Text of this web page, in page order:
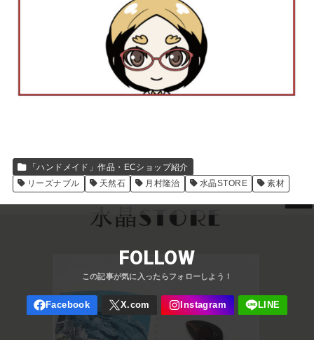
「ハンドメイド」作品・ECショップ紹介
リーズナブル
天然石 月村隆治 水晶STORE 素材
FOLLOW